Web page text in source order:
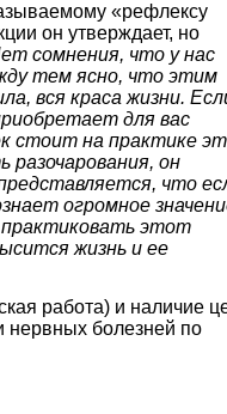
«рефлексу
он утверждает, но
сомнения, что у нас
тем ясно, что этим
вся краса жизни.
для вас
стоит на практике
он
что
огромное
этот
жизнь и ее
работа) и наличие
нервных болезней по